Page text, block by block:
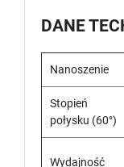
DANE
Nanoszenie
Stopień
połysku (60°)
Wydajność